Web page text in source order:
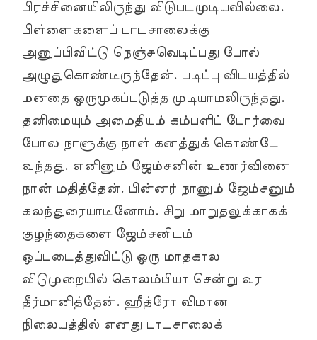
பிரச்சினையிலிருந்து விடுபடமுடியவில்லை.
பிள்ளைகளைப் பாடசாலைக்கு
அனுப்பிவிட்டு நெஞ்சுவெடிப்பது போல்
அழுதுகொண்டிருந்தேன். படிப்பு விடயத்தில்
மனதை ஒருமுகப்படுத்த முடியாமலிருந்தது.
தனிமையும் அமைதியும் கம்பளிப் போர்வை
போல நாளுக்கு நாள் கனத்துக் கொண்டே
வந்தது. எனினும் ஜேம்சனின் உணர்வினை
நான் மதித்தேன். பின்னர் நானும் ஜேம்சனும்
கலந்துரையாடினோம். சிறு மாறுதலுக்காகக்
குழந்தைகளை ஜேம்சனிடம்
ஒப்படைத்துவிட்டு ஒரு மாதகால
விடுமுறையில் கொலம்பியா சென்று வர
தீர்மானித்தேன். ஹீத்ரோ விமான
நிலையத்தில் எனது பாடசாலைக்